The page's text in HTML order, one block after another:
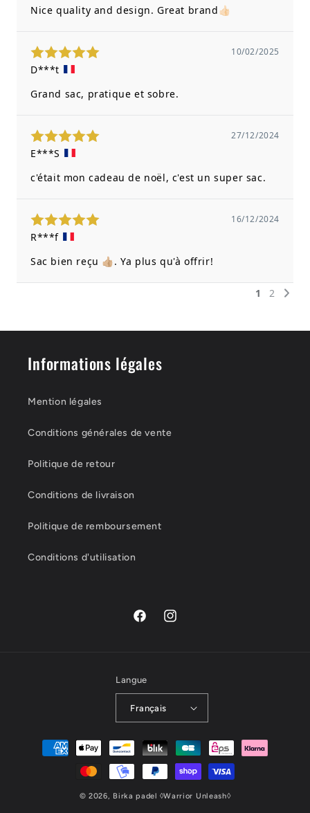
Informations légales
Mention légales
Conditions générales de vente
Politique de retour
Conditions de livraison
Politique de remboursement
Conditions d'utilisation
FacebookInstagram
Langue
Français
Moyens
© 2026, Birka padel ◊Warrior Unleash◊